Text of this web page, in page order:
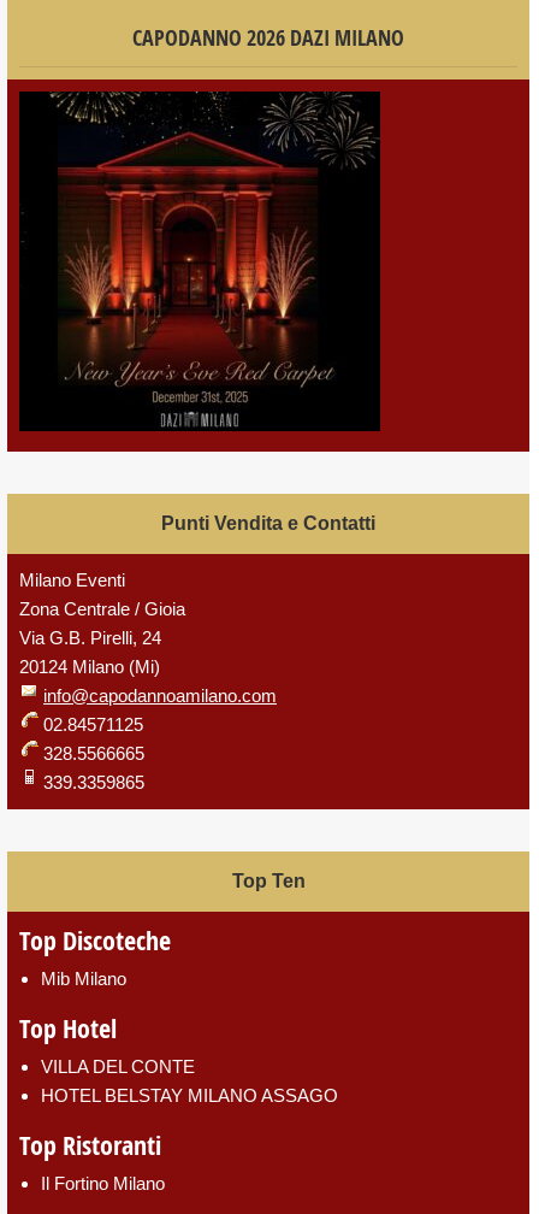
CAPODANNO 2026 DAZI MILANO
Punti Vendita e Contatti
Milano Eventi
Zona Centrale / Gioia
Via G.B. Pirelli, 24
20124 Milano (Mi)
info@capodannoamilano.com
02.84571125
328.5566665
339.3359865
Top Ten
Top Discoteche
Mib Milano
Top Hotel
VILLA DEL CONTE
HOTEL BELSTAY MILANO ASSAGO
Top Ristoranti
Il Fortino Milano